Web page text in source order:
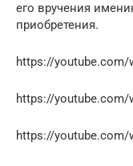
его вручения
приобретения.
https://youtube.com/
https://youtube.com/
https://youtube.com/